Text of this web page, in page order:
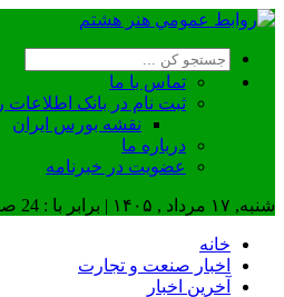
تماس با ما
ثبت نام در بانک
نقشه بورس ایران
درباره ما
عضويت در خبرنامه
شنبه, ۱۷ مرداد , ۱۴۰۵ | برابر با : 24 صفر 1448
خانه
اخبار صنعت و تجارت
آخرین اخبار